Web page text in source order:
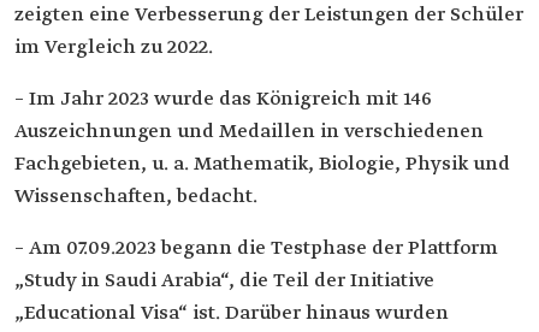
zeigten eine Verbesserung der Leistungen der Schüler
im Vergleich zu 2022.
– Im Jahr 2023 wurde das Königreich mit 146
Auszeichnungen und Medaillen in verschiedenen
Fachgebieten, u. a. Mathematik, Biologie, Physik und
Wissenschaften, bedacht.
– Am 07.09.2023 begann die Testphase der Plattform
„Study in Saudi Arabia“, die Teil der Initiative
„Educational Visa“ ist. Darüber hinaus wurden